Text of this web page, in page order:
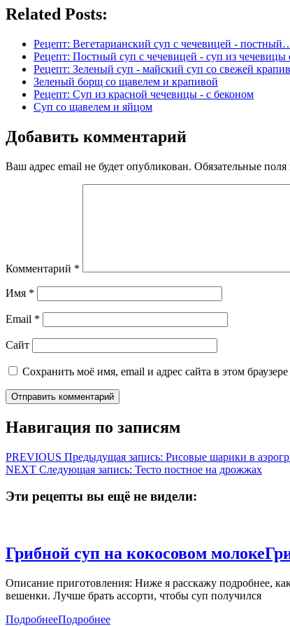
Related Posts:
Рецепт: Вегетарианский суп с чечевицей -
Рецепт: Постный суп с чечевицей - суп из
Рецепт: Зеленый суп - майский суп со свежей
Зеленый борщ со щавелем и крапивой
Рецепт: Суп из красной чечевицы - с беконом
Суп со щавелем и яйцом
Добавить комментарий
Ваш адрес email не будет опубликован. Обязательные
Комментарий *
Имя *
Email *
Сайт
Сохранить моё имя, email и адрес сайта в этом
Навигация по записям
PREVIOUS Предыдущая запись: Рисовые шарики в
NEXT Следующая запись: Тесто постное на дрожжах
Эти рецепты вы ещё не видели:
Грибной суп на кокосовом молоке
Описание приготовления: Ниже я расскажу подробнее,
вешенки. Лучше брать ассорти, чтобы суп получился
ПодробнееПодробнее